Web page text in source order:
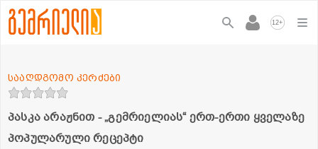
12+
პასკა არაჟნით - „გემრიელიას“ ერთ-ერთი ყველაზე
პოპულარული რეცეპტი
სააღდგომო კერძები